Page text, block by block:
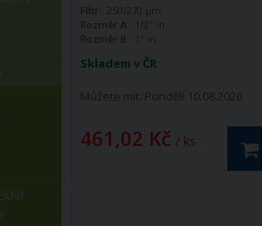
Skladem v ČR
Můžete mít: Pondělí 10.08.2026
461,02 Kč / ks
Filtr:
250/270 µm
Rozměr A:
1/2" in
Rozměr B:
1" in